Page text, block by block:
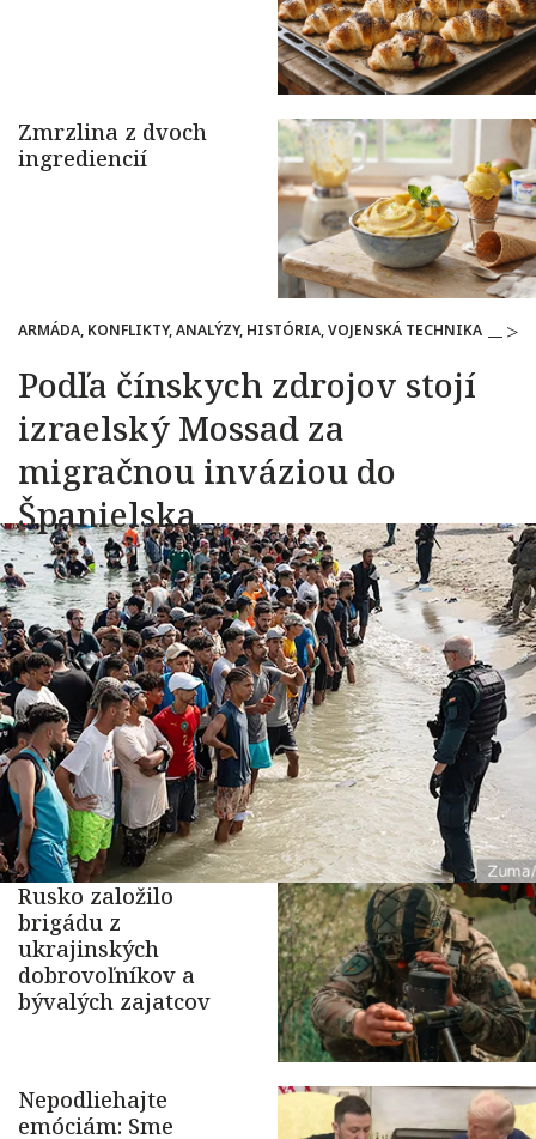
ARMÁDA, KONFLIKTY, ANALÝZY, HISTÓRIA, VOJENSKÁ TECHNIKA